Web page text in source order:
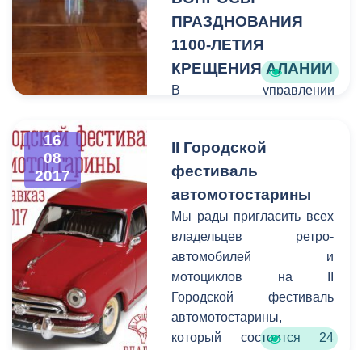
ПРАЗДНОВАНИЯ
1100-ЛЕТИЯ
КРЕЩЕНИЯ АЛАНИИ
В управлении
встреча епископа
Владикавказского и
Аланского Леонида с
Главой администрации г.
Владикавказа Б.Х.
Албеговым. На встрече
присутствовал начальник
Управления образования
АМС г. Владикавказа Р.Ч.
Гозюмов.
16
08
2017
II Городской
фестиваль
автомотостарины
Мы рады пригласить всех
владельцев ретро-
автомобилей и
мотоциклов на II
Городской фестиваль
автомотостарины,
который состоится 24